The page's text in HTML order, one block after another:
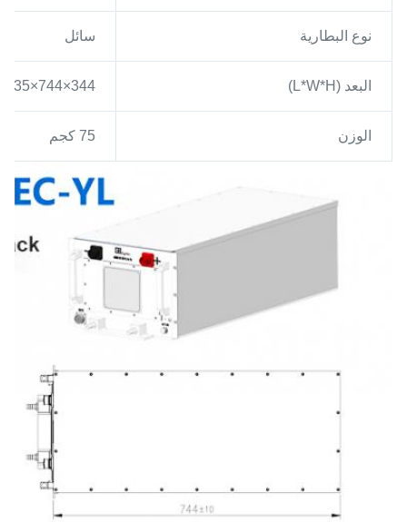
نوع البطارية سائل
البعد (L*W*H) 344×744×235ملم
الوزن 75 كجم